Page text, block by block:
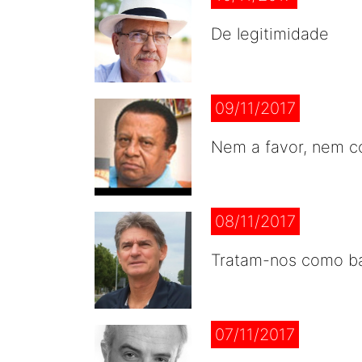
De legitimidade
09/11/2017
Nem a favor, nem
08/11/2017
Tratam-nos como
07/11/2017